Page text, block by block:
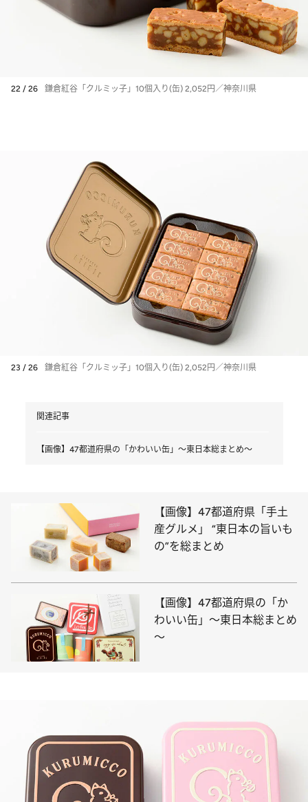
22 / 26 鎌倉紅谷「クルミッ子」10個入り(缶) 2,052円／神奈川県
23 / 26 鎌倉紅谷「クルミッ子」10個入り(缶) 2,052円／神奈川県
関連記事
【画像】47都道府県の「かわいい缶」～東日本総まとめ～
【画像】47都道府県「手土
産グルメ」 “東日本の旨いも
の”を総まとめ
【画像】47都道府県の「か
わいい缶」～東日本総まとめ
～